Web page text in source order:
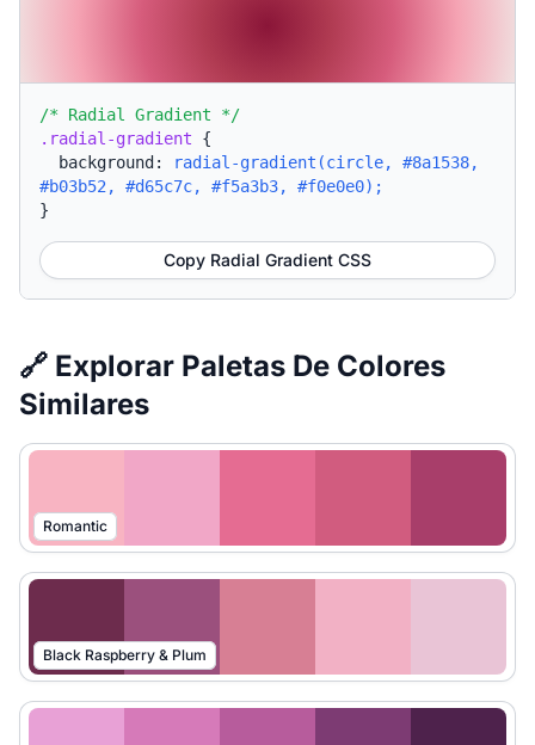
/* Radial Gradient */
.radial-gradient {
background:
radial-gradient(circle, #8a1538,
#b03b52, #d65c7c, #f5a3b3, #f0e0e0);
}
Copy Radial Gradient CSS
🔗 Explorar Paletas De Colores
Similares
Romantic
Black Raspberry & Plum